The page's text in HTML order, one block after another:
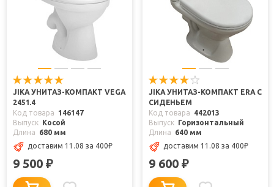
JIKA УНИТАЗ-КОМПАКТ VEGA
2451.4
Код товара
146147
Выпуск Косой
Длина
680 мм
доставим 11.08 за 400₽
9 500 ₽
JIKA УНИТАЗ-КОМПАКТ ERA С
СИДЕНЬЕМ
Код товара
442013
Выпуск Горизонтальный
Длина
640 мм
доставим 11.08 за 400₽
9 600 ₽